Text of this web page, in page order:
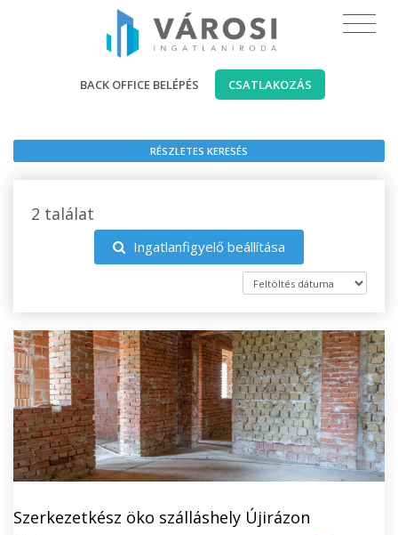
BACK OFFICE BELÉPÉS CSATLAKOZÁS
RÉSZLETES KERESÉS
2 találat
Ingatlanfigyelő beállítása
Szerkezetkész öko szálláshely Újirázon